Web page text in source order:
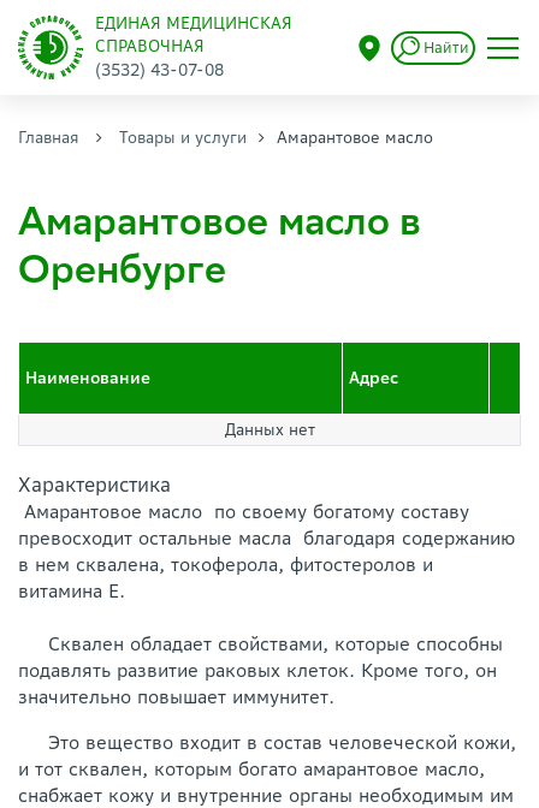
ЕДИНАЯ МЕДИЦИНСКАЯ
СПРАВОЧНАЯ
(3532) 43-07-08
Найти
Главная Товары и услуги Амарантовое масло
Амарантовое масло в
Оренбурге
Наименование Адрес
Данных нет
Характеристика
Амарантовое масло по своему богатому составу
превосходит остальные масла благодаря содержанию
в нем сквалена, токоферола, фитостеролов и
витамина Е.
Сквален обладает свойствами, которые способны
подавлять развитие раковых клеток. Кроме того, он
значительно повышает иммунитет.
Это вещество входит в состав человеческой кожи,
и тот сквален, которым богато амарантовое масло,
снабжает кожу и внутренние органы необходимым им